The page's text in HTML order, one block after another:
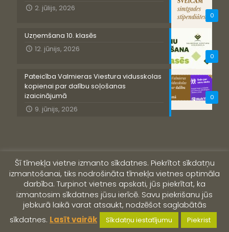
0
2. jūlijs, 2026
0
Uzņemšana 10. klasēs
12. jūnijs, 2026
0
Pateicība Valmieras Viestura vidusskolas
kopienai par dalību soļošanas
izaicinājumā
9. jūnijs, 2026
© 2019 Valmieras Viestura vidusskola
Šī tīmekļa vietne izmanto sīkdatnes. Piekrītot sīkdatņu
izmantošanai, tiks nodrošināta tīmekļa vietnes optimāla
darbība. Turpinot vietnes apskati, jūs piekrītat, ka
izmantosim sīkdatnes jūsu ierīcē. Savu piekrišanu jūs
jebkurā laikā varat atsaukt, nodzēšot saglabātās
sīkdatnes. Lasīt vairāk Sīkdatņu iestatījumu Piekrist